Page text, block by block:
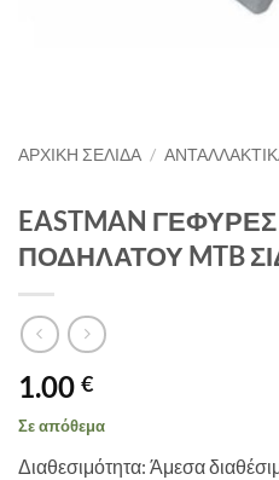
ΑΡΧΙΚΉ ΣΕΛΊΔΑ /
EASTMAN
ΠΟΔΗΛΑΤΟΥ MTB
1.00 €
Σε απόθεμα
Διαθεσιμότητα: Άμεσα